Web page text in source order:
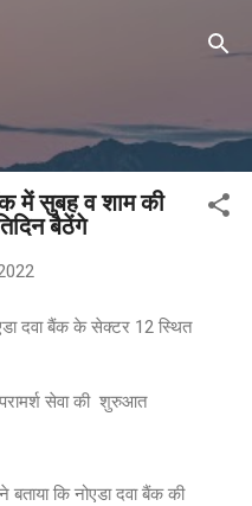
पर जाएं
में सुबह व शाम की
बैठेंगे
दवा बैंक के सेक्टर 12 स्थित
सेवा की शुरुआत
कि नोएडा दवा बैंक की